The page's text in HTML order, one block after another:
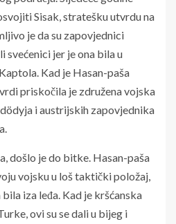
Sisak, stratešku utvrdu na
je da su zapovjednici
svećenici jer je ona bila u
Kad je Hasan-paša
priskočila je združena vojska
i austrijskih zapovjednika
došlo je do bitke. Hasan-paša
vojsku u loš taktički položaj,
iza leđa. Kad je kršćanska
ovi su se dali u bijeg i